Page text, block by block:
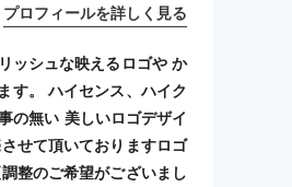
プロフィールを詳しく見る
ッシュな映えるロゴや か
す。 ハイセンス、ハイク
の無い 美しいロゴデザイ
せて頂いておりますロゴ
整のご希望がございまし